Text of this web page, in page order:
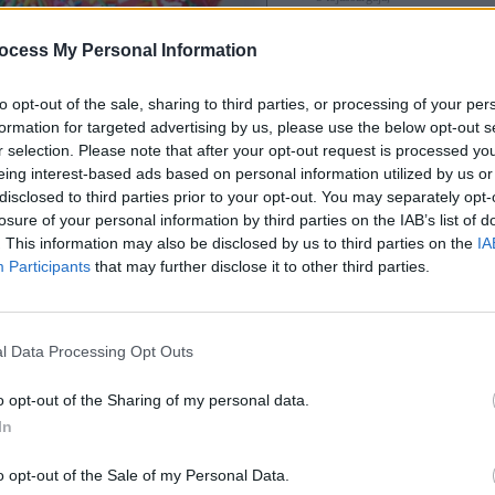
My Personal Information
opt-out of the sale, sharing to third parties, or processing of your
for targeted advertising by us, please use the below opt-out
selection. Please note that after your opt-out request is processed
interest-based ads based on personal information utilized by us
to third parties prior to your opt-out. You may separately
of your personal information by third parties on the IAB’s list of
This information may also be disclosed by us to third parties on the
Participants that may further disclose it to other third parties.
Data Processing Opt Outs
opt-out of the Sharing of my personal data.
opt-out of the Sale of my Personal Data.
6 dkg olvasztott vaj,
menete:
meglangyosítjuk, az élesztőt belemorzsoljuk, és a cukorral összekeverjük. A keverést
használjunk műanyag vagy fa kanalat.
szitálni szokás, de én csak úgy kimérem, és a közepébe mélyedést készítek.
vajat, egy pici sót, és hozzáadjuk a langyos, felfutott élesztőt is.
belőle. Ha nem lenne elég lágy a tészta, kevés tejet még adhatunk hozzá.
dolgozunk eztán, a nyújtáshoz sem lisztezünk, mert a lehulló liszt csúnyán
centisre kinyújtjuk, és karikákat szaggatunk belőle. Én egy poharat szoktam
de ha valaki profi, és van ekkora szaggatója, akkor azt használja. A kiszaggatott körök
hogy a végeredmény egy szép körgyűrű legyen.
percig hagyom pihenni a tésztát. Körülbelül addig, amíg az összes fánkot ki nem szaggatom,
nem hevül a megfelelő hőfokra.